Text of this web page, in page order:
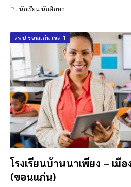
By นักเรียน นักศึกษา
สพป.ขอนแก่น เขต 1
โรงเรียนบ้านนาเพียง – เมื
(ขอนแก่น)